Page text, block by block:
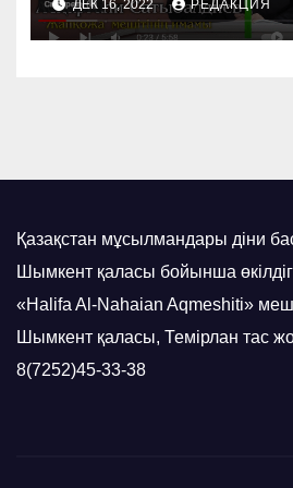
ДЕК 16, 2022 РЕДАКЦИЯ
Қазақстан мұсылмандары діни
Шымкент қаласы бойынша
«Halifa Al-Nahaian Aqmeshiti»
Шымкент қаласы, Темірлан тас
8(7252)45-33-38